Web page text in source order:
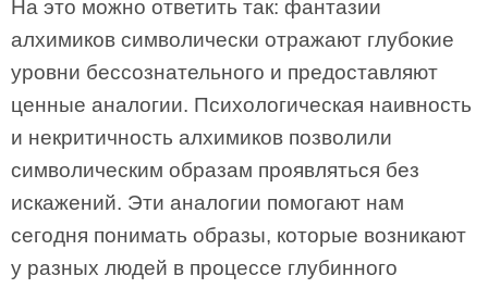
На это можно ответить так: фантазии
алхимиков символически отражают глубокие
уровни бессознательного и предоставляют
ценные аналогии. Психологическая наивность
и некритичность алхимиков позволили
символическим образам проявляться без
искажений. Эти аналогии помогают нам
сегодня понимать образы, которые возникают
у разных людей в процессе глубинного